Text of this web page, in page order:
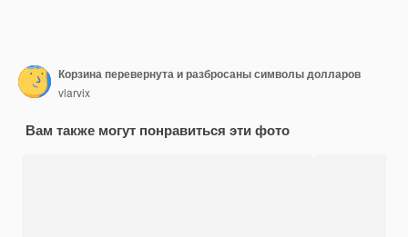
Корзина перевернута и разбросаны символы долларов
vlarvix
Вам также могут понравиться эти фото